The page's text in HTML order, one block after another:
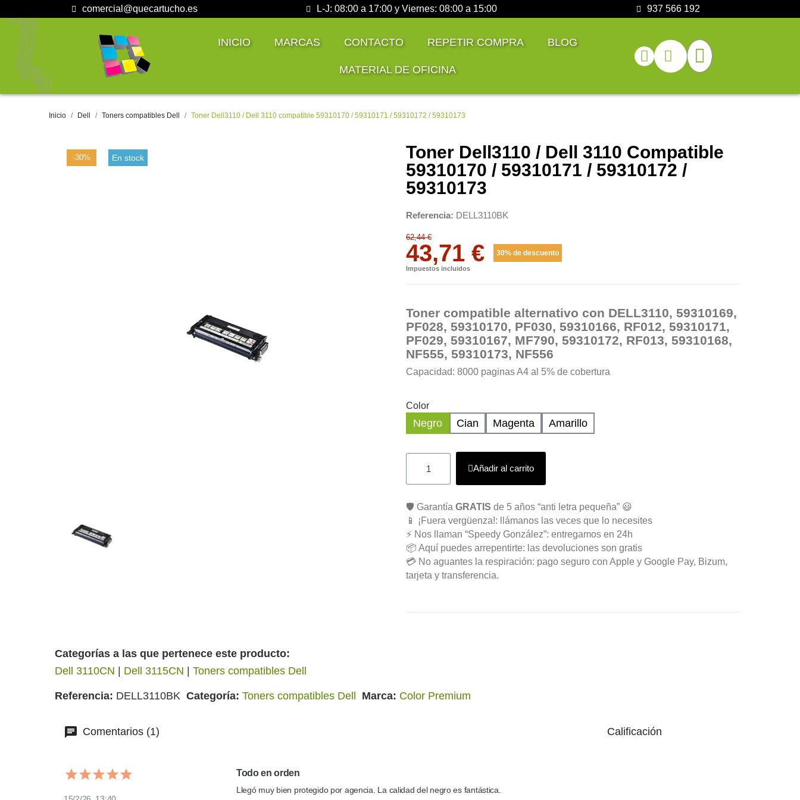
comercial@quecartucho.es L-J: 08:00 a 17:00 y Viernes: 08:00 a 15:00 937 566 192
INICIO MARCAS CONTACTO REPETIR COMPRA BLOG
MATERIAL DE OFICINA
Inicio Dell Toners compatibles Dell Toner Dell3110 / Dell 3110 compatible 59310170 / 59310171 / 59310172 / 59310173
-30% En stock
Toner Dell3110 / Dell 3110 Compatible
59310170 / 59310171 / 59310172 /
59310173
Referencia DELL3110BK
62,44 €
43,71 € 30% de descuento
Impuestos incluidos
Toner compatible alternativo con DELL3110, 59310169,
PF028, 59310170, PF030, 59310166, RF012, 59310171,
PF029, 59310167, MF790, 59310172, RF013, 59310168,
NF555, 59310173, NF556
Capacidad: 8000 paginas A4 al 5% de cobertura
Color
Negro Cian Magenta Amarillo
Añadir al carrito
🛡️ Garantía GRATIS de 5 años “anti letra pequeña” 😃
📱 ¡Fuera vergüenza!: llámanos las veces que lo necesites
⚡ Nos llaman “Speedy González”: entregamos en 24h
📦 Aquí puedes arrepentirte: las devoluciones son gratis
💳 No aguantes la respiración: pago seguro con Apple y Google Pay, Bizum,
tarjeta y transferencia.
Categorías a las que pertenece este producto:
Dell 3110CN
Dell 3115CN Toners compatibles Dell
Referencia DELL3110BK Categoría Toners compatibles Dell Marca Color Premium
Comentarios (1) Calificación
Todo en orden
Llegó muy bien protegido por agencia. La calidad del negro es fantástica.